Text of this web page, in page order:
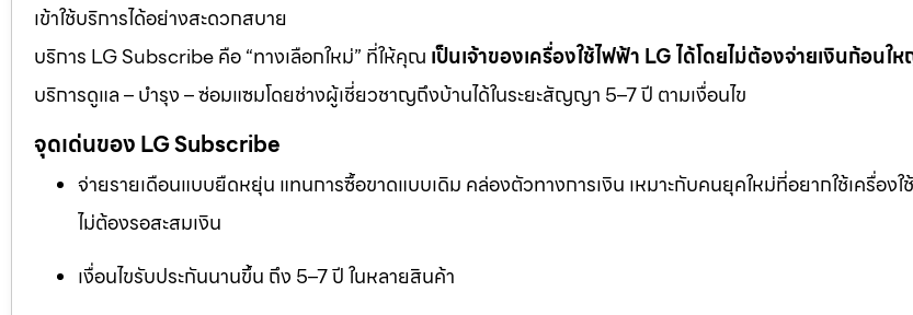
เข้าใช้บริการได้อย่างสะดวกสบาย
บริการ LG Subscribe คือ “ทางเลือกใหม่” ที่ให้คุณ เป็นเจ้าของเครื่องใช้ไฟฟ้า LG ได้โดยไม่ต้องจ่ายเงินก้อน
บริการดูแล – บำรุง – ซ่อมแซมโดยช่างผู้เชี่ยวชาญถึงบ้านได้ในระยะสัญญา 5–7 ปี ตามเงื่อนไข
จุดเด่นของ LG Subscribe
จ่ายรายเดือนแบบยืดหยุ่น แทนการซื้อขาดแบบเดิม คล่องตัวทางการเงิน เหมาะกับคนยุคใหม่ที่อยากใช้เครื่องใ
ไม่ต้องรอสะสมเงิน
เงื่อนไขรับประกันนานขึ้น ถึง 5–7 ปี ในหลายสินค้า